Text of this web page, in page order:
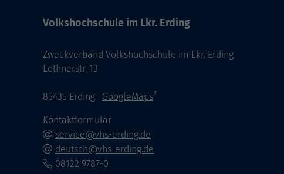
Volkshochschule im Lkr. Erding
Zweckverband Volkshochschule im Lkr. Erding
Lethnerstr. 13
85435 Erding GoogleMaps®
Kontaktformular
service@vhs-erding.de
deutsch@vhs-erding.de
08122 9787-0